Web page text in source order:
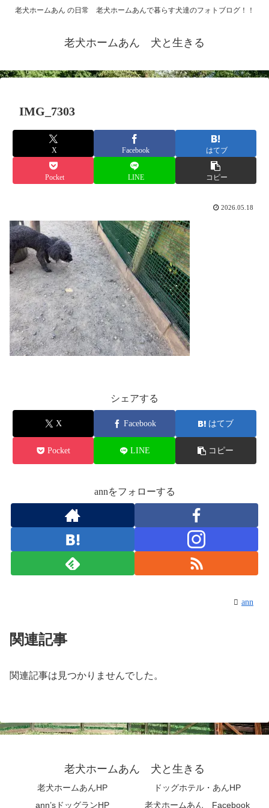
老犬ホームあん の日常 老犬ホームあんで暮らす犬達のフォトブログ！！
老犬ホームあん 犬と生きる
IMG_7303
X Facebook はてブ
Pocket LINE コピー
2026.05.18
シェアする
X Facebook はてブ
Pocket LINE コピー
annをフォローする
ann
関連記事
関連記事は見つかりませんでした。
老犬ホームあん 犬と生きる
老犬ホームあんHP
ドッグホテル・あんHP
ann’sドッグランHP
老犬ホームあん Facebook